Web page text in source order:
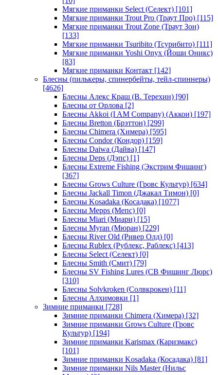
Мягкие приманки Select (Селект) [101]
Мягкие приманки Trout Pro (Траут Про) [115]
Мягкие приманки Trout Zone (Траут Зон)
[133]
Мягкие приманки Tsuribito (Тсурибито) [111]
Мягкие приманки Yoshi Onyx (Йоши Оникс)
[83]
Мягкие приманки Контакт [142]
Блесны (пилькеры, спинербейты, тейл-спиннеры)
[4626]
Блесны Алекс Краш (В. Терехин) [90]
Блесны от Орлова [2]
Блесны Akkoi (I AM Company) (Аккои) [197]
Блесны Bretton (Брэттон) [299]
Блесны Chimera (Химера) [595]
Блесны Condor (Кондор) [159]
Блесны Daiwa (Дайва) [147]
Блесны Deps (Дэпс) [1]
Блесны Extreme Fishing (Экстрим Фишинг)
[367]
Блесны Grows Culture (Гровс Культур) [634]
Блесны Jackall Timon (Джакал Тимон) [0]
Блесны Kosadaka (Косадака) [1077]
Блесны Mepps (Мепс) [0]
Блесны Miari (Миари) [15]
Блесны Myran (Мюран) [229]
Блесны River Old (Ривер Олд) [0]
Блесны Rublex (Рублекс, Раблекс) [413]
Блесны Select (Селект) [0]
Блесны Smith (Смит) [79]
Блесны SV Fishing Lures (СВ Фишинг Люрс)
[310]
Блесны Solvkroken (Солвкрокен) [11]
Блесны Алхимовки [1]
Зимние приманки [728]
Зимние приманки Chimera (Химера) [32]
Зимние приманки Grows Culture (Гровс
Культур) [194]
Зимние приманки Karismax (Каризмакс)
[101]
Зимние приманки Kosadaka (Косадака) [81]
Зимние приманки Nils Master (Нильс